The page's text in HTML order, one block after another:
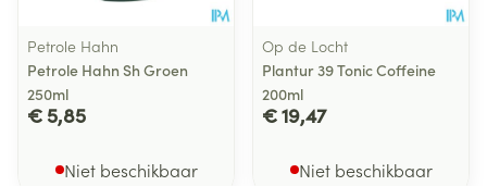
Petrole Hahn
Petrole Hahn Sh Groen
250ml
€ 5,85
Niet beschikbaar
Op de Locht
Plantur 39 Tonic Coffeine
200ml
€ 19,47
Niet beschikbaar